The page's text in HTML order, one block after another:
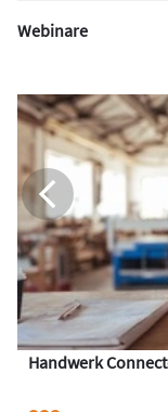
Webinare
Handwerk